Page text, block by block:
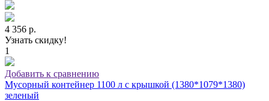
4 356 р.
Узнать скидку!
1
Добавить к сравнению
Мусорный контейнер 1100 л с крышкой (1380*1079*1380)
зеленый